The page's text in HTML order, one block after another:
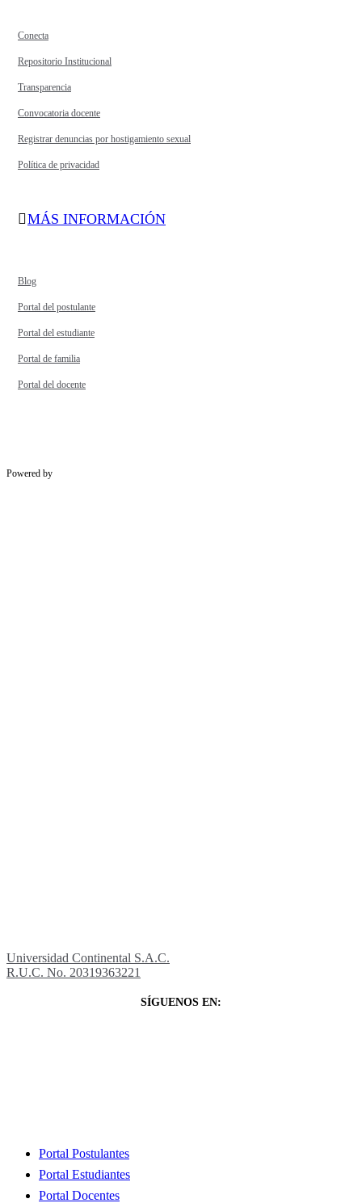
Conecta
Repositorio Institucional
Transparencia
Convocatoria docente
Registrar denuncias por hostigamiento sexual
Política de privacidad
MÁS INFORMACIÓN
Blog
Portal del postulante
Portal del estudiante
Portal de familia
Portal del docente
Powered by
Universidad Continental S.A.C.
R.U.C. No. 20319363221
SÍGUENOS EN:
Close
Portal Postulantes
Portal Estudiantes
Portal Docentes